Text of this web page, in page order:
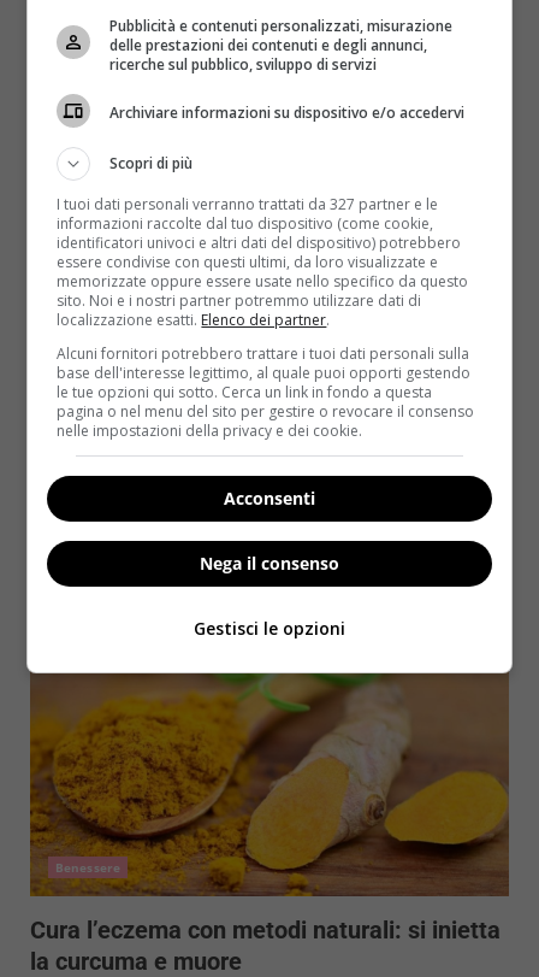
Bio Rimedi Naturali
Maschera viso alla curcuma: addio brufoli,
pelle più giovane [VIDEO]
Redazione 20 Marzo 2018
La curcuma è una spezia molto usata in cucina che
viene apprezzata per il suo sapore esotico...
Benessere
Cura l’eczema con metodi naturali: si inietta
la curcuma e muore
Pubblicità e contenuti personalizzati, misurazione
delle prestazioni dei contenuti e degli annunci,
ricerche sul pubblico, sviluppo di servizi
Archiviare informazioni su dispositivo e/o accedervi
Scopri di più
I tuoi dati personali verranno trattati da 327 partner e le
informazioni raccolte dal tuo dispositivo (come cookie,
identificatori univoci e altri dati del dispositivo) potrebbero
essere condivise con questi ultimi, da loro visualizzate e
memorizzate oppure essere usate nello specifico da questo
sito. Noi e i nostri partner potremmo utilizzare dati di
localizzazione esatti. Elenco dei partner.
Alcuni fornitori potrebbero trattare i tuoi dati personali sulla
base dell'interesse legittimo, al quale puoi opporti gestendo
le tue opzioni qui sotto. Cerca un link in fondo a questa
pagina o nel menu del sito per gestire o revocare il consenso
nelle impostazioni della privacy e dei cookie.
Acconsenti
Nega il consenso
Gestisci le opzioni